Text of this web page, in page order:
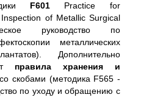
F601 Practice for
of Metallic Surgical
руководство по
металлических
Дополнительно
правила хранения и
скобами (методика F565 -
пo уходу и обращению с